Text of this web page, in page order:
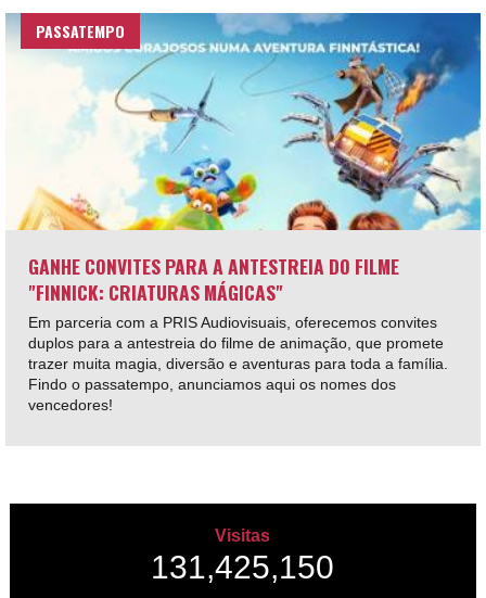
PASSATEMPO
GANHE CONVITES PARA A ANTESTREIA DO FILME
"FINNICK: CRIATURAS MÁGICAS"
Em parceria com a PRIS Audiovisuais, oferecemos convites
duplos para a antestreia do filme de animação, que promete
trazer muita magia, diversão e aventuras para toda a família.
Findo o passatempo, anunciamos aqui os nomes dos
vencedores!
Visitas
131,425,150